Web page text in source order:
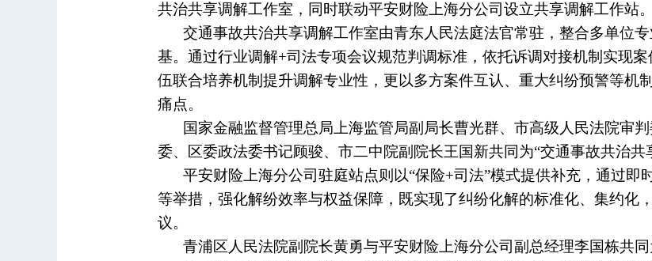
共治共享调解工作室，同时联动平安财险上海分公司设立共享调解工作站。
交通事故共治共享调解工作室由青东人民法庭法官常驻，整合多单位
基。通过行业调解+司法专项会议规范判调标准，依托诉调对接机制实现
伍联合培养机制提升调解专业性，更以多方案件互认、重大纠纷预警等机
痛点。
国家金融监督管理总局上海监管局副局长曹光群、市高级人民法院审
委、区委政法委书记顾骏、市二中院副院长王国新共同为“交通事故共治共
平安财险上海分公司驻庭站点则以“保险+司法”模式提供补充，通过即
等举措，强化解纷效率与权益保障，既实现了纠纷化解的标准化、集约化
议。
青浦区人民法院副院长黄勇与平安财险上海分公司副总经理李国栋共同